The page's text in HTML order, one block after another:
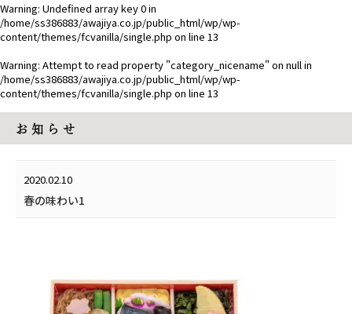
Warning: Undefined array key 0 in
/home/ss386883/awajiya.co.jp/public_html/wp/wp-
content/themes/fcvanilla/single.php on line 13
Warning: Attempt to read property "category_nicename" on null in
/home/ss386883/awajiya.co.jp/public_html/wp/wp-
content/themes/fcvanilla/single.php on line 13
お 知 ら せ
2020.02.10
春の味わい1